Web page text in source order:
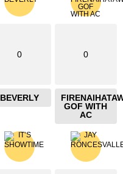
0
BEVERLY
0
GOF WITH
AC